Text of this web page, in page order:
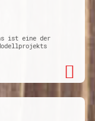
ist eine der